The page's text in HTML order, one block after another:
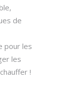
de
pour les
les
!